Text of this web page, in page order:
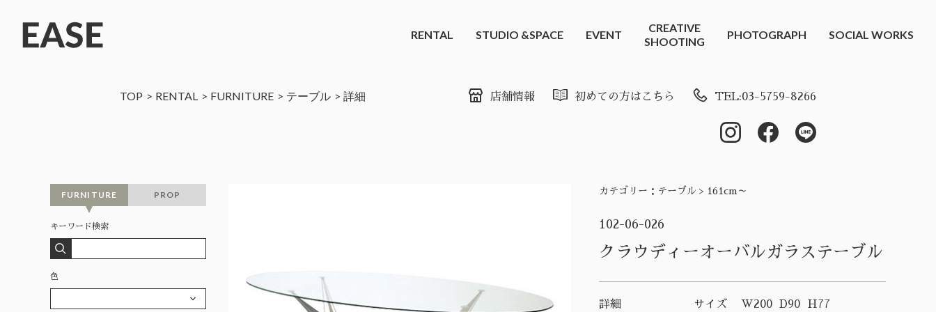
RENTAL STUDIO &SPACE EVENT
CREATIVE
SHOOTING
PHOTOGRAPH SOCIAL WORKS
TOP RENTAL FURNITURE テーブル 詳細 店舗情報 初めての方はこちら TEL:03-5759-8266
カテゴリー： テーブル > 161cm～
102-06-026
クラウディーオーバルガラステーブル
詳細 サイズ W200 D90 H77
FURNITURE PROP
キーワード検索
色